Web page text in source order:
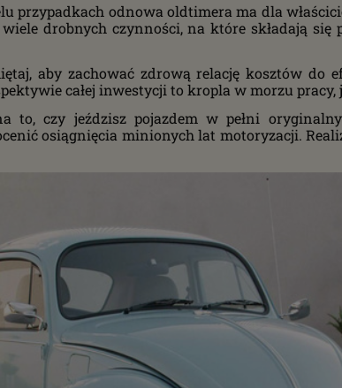
przypadkach odnowa oldtimera ma dla
wiele drobnych czynności, na które składają
aby zachować zdrową relację kosztów do
całej inwestycji to kropla w morzu pracy,
to, czy jeździsz pojazdem w pełni
osiągnięcia minionych lat motoryzacji.